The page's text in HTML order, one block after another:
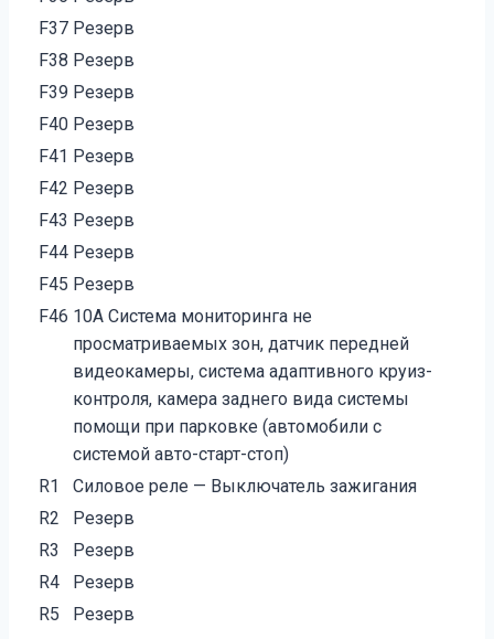
F37 Резерв
F38 Резерв
F39 Резерв
F40 Резерв
F41 Резерв
F42 Резерв
F43 Резерв
F44 Резерв
F45 Резерв
F46 10А Система мониторинга не
просматриваемых зон, датчик передней
видеокамеры, система адаптивного круиз-
контроля, камера заднего вида системы
помощи при парковке (автомобили с
системой авто-старт-стоп)
R1
Силовое реле — Выключатель зажигания
R2
Резерв
R3
Резерв
R4
Резерв
R5
Резерв